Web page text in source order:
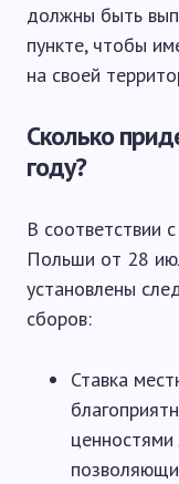
должны быть
пункте, чтобы
на своей
Сколько
году?
В соответствии
Польши от 28
установлены
сборов:
Ставка